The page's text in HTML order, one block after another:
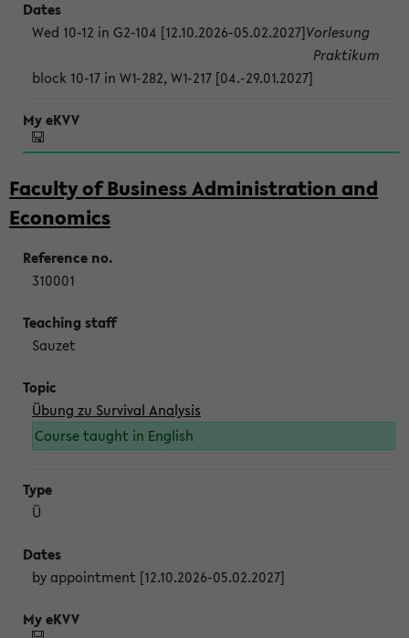
Wed 10-12 in G2-104 [12.10.2026-05.02.2027]Vorlesung
block 10-17 in W1-282, W1-217 [04.-29.01.2027]
Praktikum
Faculty of Business Administration and
Economics
310001
Sauzet
Übung zu Survival Analysis
Course taught in English
Ü
by appointment [12.10.2026-05.02.2027]